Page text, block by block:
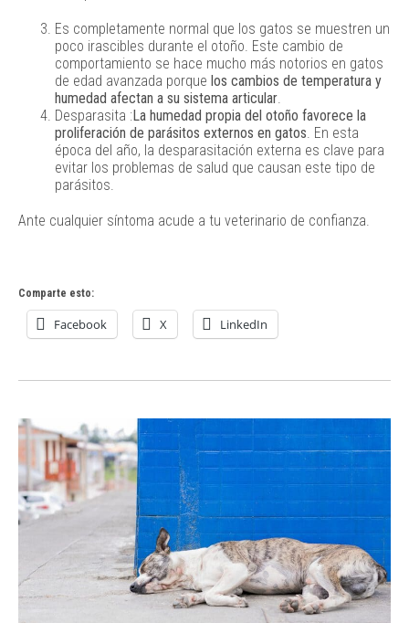
Es completamente normal que los gatos se muestren un
poco irascibles durante el otoño. Este cambio de
comportamiento se hace mucho más notorios en gatos
de edad avanzada porque los cambios de temperatura y
humedad afectan a su sistema articular.
Desparasita :La humedad propia del otoño favorece la
proliferación de parásitos externos en gatos. En esta
época del año, la desparasitación externa es clave para
evitar los problemas de salud que causan este tipo de
parásitos.
Ante cualquier síntoma acude a tu veterinario de confianza.
Comparte esto:
Facebook X LinkedIn